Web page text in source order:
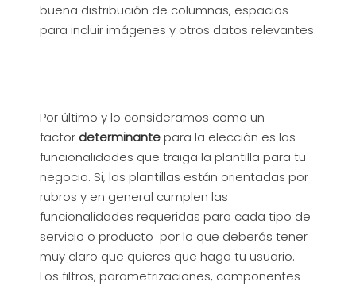
buena distribución de columnas, espacios
para incluir imágenes y otros datos relevantes.
Por último y lo consideramos como un
factor determinantepara la elección es las
funcionalidades que traiga la plantilla para tu
negocio. Si, las plantillas están orientadas por
rubros y en general cumplen las
funcionalidades requeridas para cada tipo de
servicio o producto por lo que deberás tener
muy claro que quieres que haga tu usuario.
Los filtros, parametrizaciones, componentes